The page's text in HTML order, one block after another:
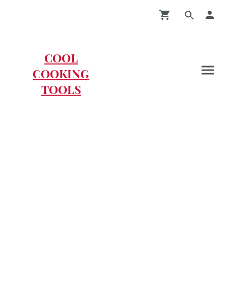
COOL
COOKING
TOOLS